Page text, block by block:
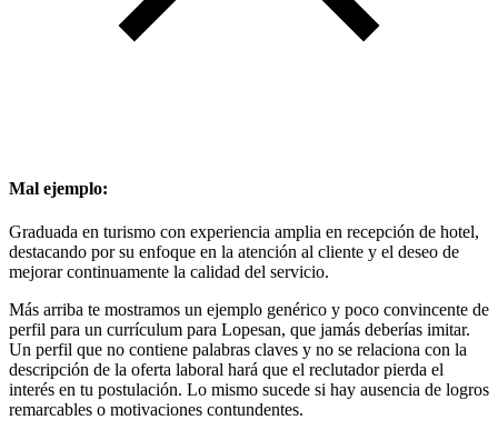
Mal ejemplo:
Graduada en turismo con experiencia amplia en recepción de hotel,
destacando por su enfoque en la atención al cliente y el deseo de
mejorar continuamente la calidad del servicio.
Más arriba te mostramos un ejemplo genérico y poco convincente de
perfil para un currículum para Lopesan, que jamás deberías imitar.
Un perfil que no contiene palabras claves y no se relaciona con la
descripción de la oferta laboral hará que el reclutador pierda el
interés en tu postulación. Lo mismo sucede si hay ausencia de logros
remarcables o motivaciones contundentes.